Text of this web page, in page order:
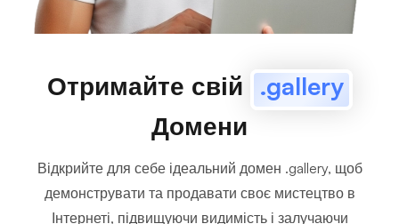
Отримайте свій .gallery
Домени
Відкрийте для себе ідеальний домен .gallery, щоб
демонструвати та продавати своє мистецтво в
Інтернеті, підвищуючи видимість і залучаючи